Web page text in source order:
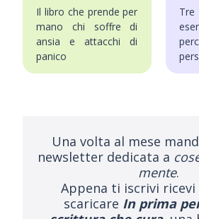
Il libro che prende per
mano chi soffre di
ansia e attacchi di
panico
Una volta al mese
newsletter dedicata a
mente.
Appena ti iscrivi
scaricare In prima